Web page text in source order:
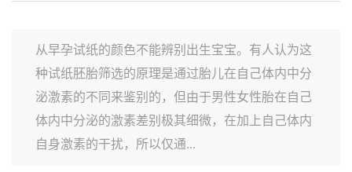
从早孕试纸的颜色不能辨别出生宝宝。有人认为这
种试纸胚胎筛选的原理是通过胎儿在自己体内中分
泌激素的不同来鉴别的，但由于男性女性胎在自己
体内中分泌的激素差别极其细微，在加上自己体内
自身激素的干扰，所以仅通...